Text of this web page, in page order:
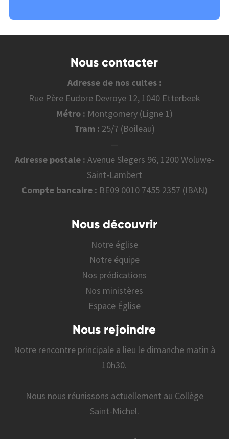
Nous contacter
Adresse de nos cultes :
Rue Père Eudore Devroye 12, 1040 Etterbeek
Métro : Montgomery (Ligne 1)
Tram : 25/7 (Boileau)
—
Adresse postale : Avenue Slegers 96, 1200 Woluwe-
Saint-Lambert
Compte bancaire : BE09 0010 7455 2357 (IBAN)
Nous découvrir
Notre église
Notre équipe
Nos prédications
Nos ministères
Espace Église
Nous rejoindre
Notre rencontre principale a lieu le dimanche matin à
10h30.
Nous nous réunissons actuellement au Collège
Saint-Michel.